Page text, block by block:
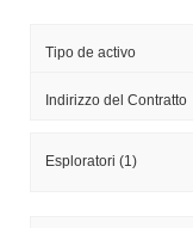
Tipo de activo
Indirizzo del Contratto
Esploratori (1)